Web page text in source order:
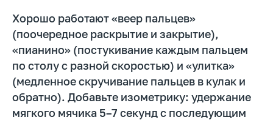
Хорошо работают «веер пальцев»
(поочередное раскрытие и закрытие),
«пианино» (постукивание каждым пальцем
по столу с разной скоростью) и «улитка»
(медленное скручивание пальцев в кулак и
обратно). Добавьте изометрику: удержание
мягкого мячика 5–7 секунд с последующим
пространства часто дает больший эффект,
чем дополнительные занятия.